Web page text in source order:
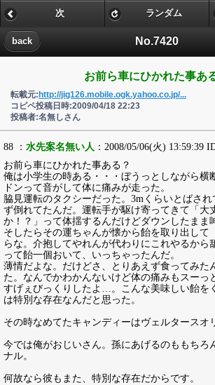
No.7420
back
次 ランダム
お前ら車にひかれた事あ
転載元: http://jig126.mobile.ogk.yahoo.co.jp/...
コピペ投稿日時:2009/04/18 22:23
投稿者:名無しさん
88 ： 水先案名無い人 ：2008/05/06(火) 13:59:39
お前ら車にひかれた事ある？
俺は小学生の時ある・・・ぼうっとしながら横
ドンって音がして体に痛みが走った。
脇見運転のタクシーだった。3mくらいとばさ
ず倒れてたんだ。運転手が駆け寄ってきて「大
か！？」って体揺するんだけどダウンしたまま
そしたらその運ちゃんが懐から飴を取り出して
らな。介抱してやれんが代わりにこれやるから
って飴一個おいて、いっちゃったんだ。
薄情だよな。だけどさ、とりあえず食ってみ
た。なんでかわかんないけど体の痛みもスーっ
すげぇびっくりしたよ…。こんな美味しい飴を
は特別な存在なんだと思った。
その時なめてたキャンディーはヴェルタースオ
今では俺がおじいさん。孫にあげるのももちろ
ナル。
何故なら彼もまた、特別な存在だからです。